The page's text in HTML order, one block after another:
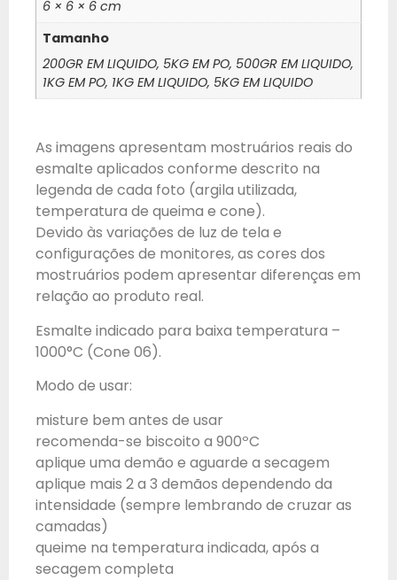
6 × 6 × 6 cm
Tamanho
200GR EM LIQUIDO, 5KG EM PO, 500GR EM LIQUIDO,
1KG EM PO, 1KG EM LIQUIDO, 5KG EM LIQUIDO
As imagens apresentam mostruários reais do
esmalte aplicados conforme descrito na
legenda de cada foto (argila utilizada,
temperatura de queima e cone).
Devido às variações de luz de tela e
configurações de monitores, as cores dos
mostruários podem apresentar diferenças em
relação ao produto real.
Esmalte indicado para baixa temperatura –
1000°C (Cone 06).
Modo de usar:
misture bem antes de usar
recomenda-se biscoito a 900ºC
aplique uma demão e aguarde a secagem
aplique mais 2 a 3 demãos dependendo da
intensidade (sempre lembrando de cruzar as
camadas)
queime na temperatura indicada, após a
secagem completa